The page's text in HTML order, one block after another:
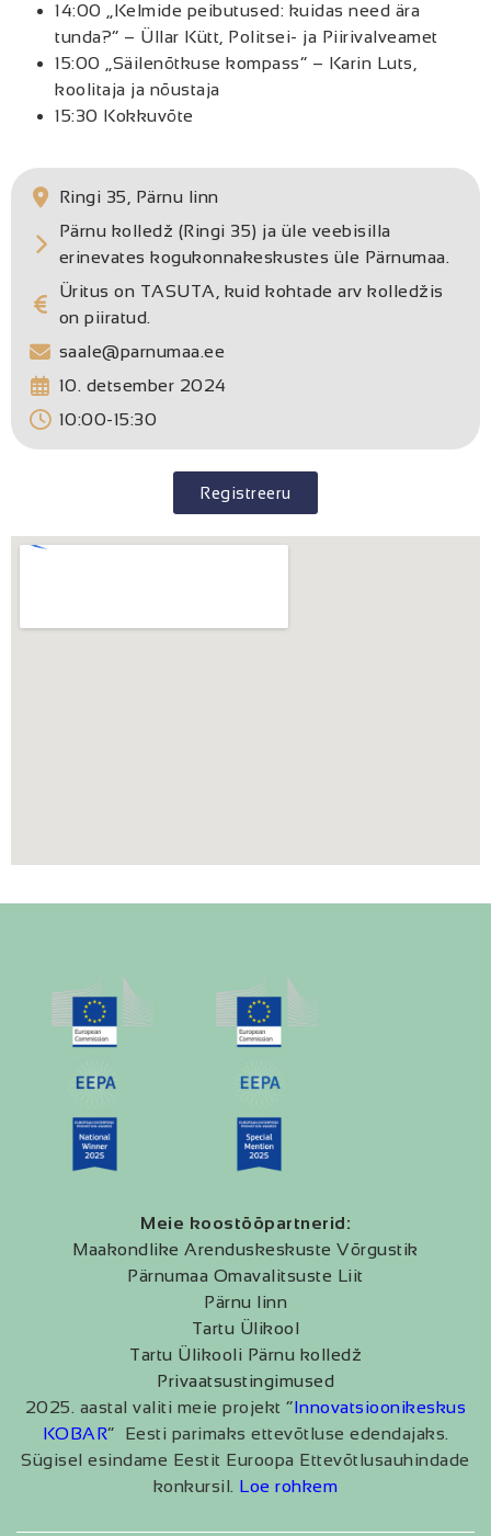
14:00 „Kelmide peibutused: kuidas need ära
tunda?“ – Üllar Kütt, Politsei- ja Piirivalveamet
15:00 „Säilenõtkuse kompass“ – Karin Luts,
koolitaja ja nõustaja
15:30 Kokkuvõte
Ringi 35, Pärnu linn
Pärnu kolledž (Ringi 35) ja üle veebisilla
erinevates kogukonnakeskustes üle Pärnumaa.
Üritus on TASUTA, kuid kohtade arv kolledžis
on piiratud.
saale@parnumaa.ee
10. detsember 2024
10:00-15:30
Registreeru
Meie koostööpartnerid:
Maakondlike Arenduskeskuste Võrgustik
Pärnumaa Omavalitsuste Liit
Pärnu linn
Tartu Ülikool
Tartu Ülikooli Pärnu kolledž
Privaatsustingimused
2025. aastal valiti meie projekt “Innovatsioonikeskus
KOBAR” Eesti parimaks ettevõtluse edendajaks.
Sügisel esindame Eestit Euroopa Ettevõtlusauhindade
konkursil. Loe rohkem